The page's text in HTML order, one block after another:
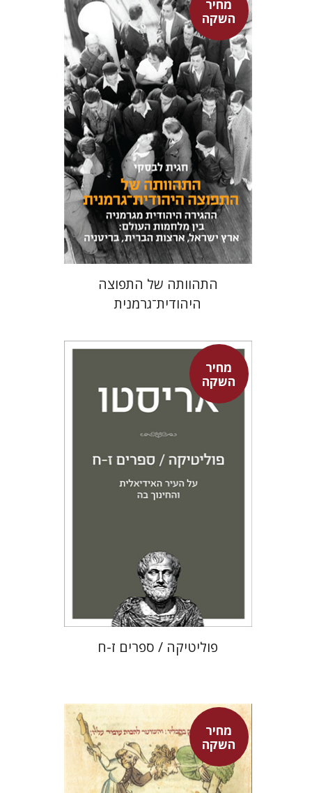
מחיר
השקה
חגית לבסקי
מאירה טורצקי
מחיר השקה
$34
$24
התהוותה של התפוצה
היהודית־גרמנית
מחיר
השקה
אריסטו
עמית ברץ
מחיר השקה
$31
$22
פוליטיקה / ספרים ז-ח
מחיר
השקה
אפרים שהם-שטיינר